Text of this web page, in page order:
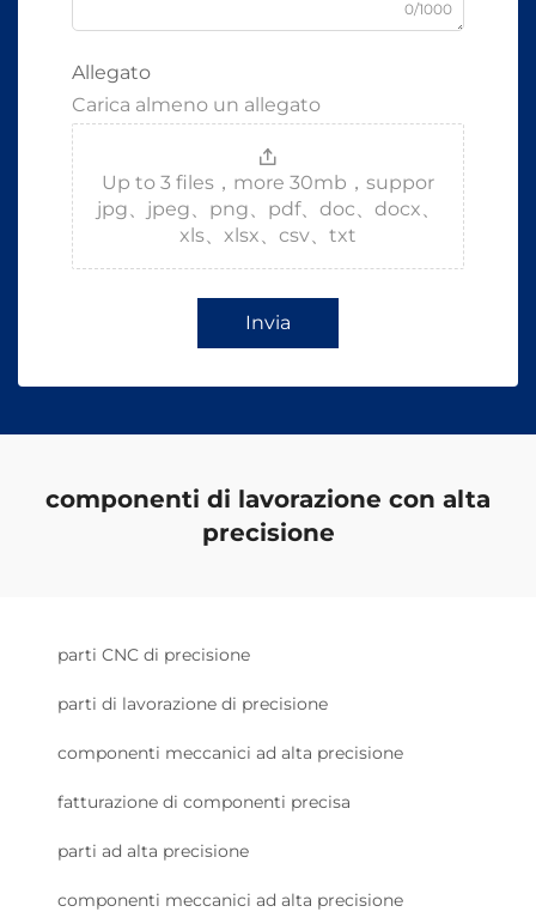
0/1000
Allegato
Carica almeno un allegato
Up to 3 files，more 30mb，suppor
jpg、jpeg、png、pdf、doc、docx、
xls、xlsx、csv、txt
Invia
componenti di lavorazione con alta
precisione
parti CNC di precisione
parti di lavorazione di precisione
componenti meccanici ad alta precisione
fatturazione di componenti precisa
parti ad alta precisione
componenti meccanici ad alta precisione